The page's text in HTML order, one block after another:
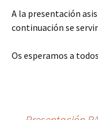
A la presentación
continuación se
Os esperamos a